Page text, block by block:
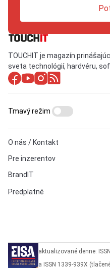
TOUCHIT je magazín
sveta technológií, hardvéru,
O nás / Kontakt
Pre inzerentov
BrandIT
Predplatné
Tmavý režim
aktualizované denne:
a ISSN 1339-939X